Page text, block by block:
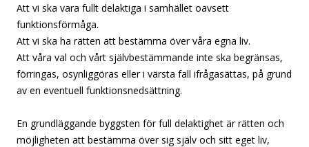
Att vi ska vara fullt delaktiga i samhället oavsett
funktionsförmåga.
Att vi ska ha rätten att bestämma över våra egna liv.
Att våra val och vårt självbestämmande inte ska begränsas,
förringas, osynliggöras eller i värsta fall ifrågasättas, på grund
av en eventuell funktionsnedsättning.
En grundläggande byggsten för full delaktighet är rätten och
möjligheten att bestämma över sig själv och sitt eget liv,